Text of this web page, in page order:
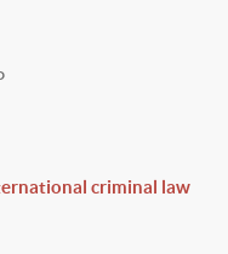
criminal law